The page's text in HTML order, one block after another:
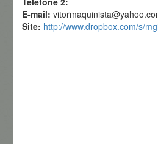
E-mail:
Site: http://www.dropbox.com/s/